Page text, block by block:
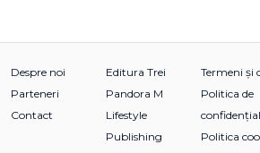
Despre noi
Parteneri
Contact
Editura Trei
Pandora M
Lifestyle
Publishing
Termeni și
Politica de
Politica